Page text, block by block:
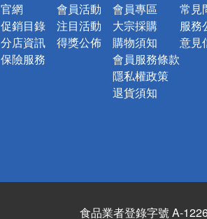
官網
促銷目錄
分店資訊
保險服務
會員活動
注目活動
得獎公佈
會員專區
大宗採購
購物須知
會員服務條款
隱私權政策
退貨須知
常見
服務
意見
食品業者登錄字號 A-